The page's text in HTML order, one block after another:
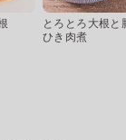
とろとろ大根と
ひき肉煮